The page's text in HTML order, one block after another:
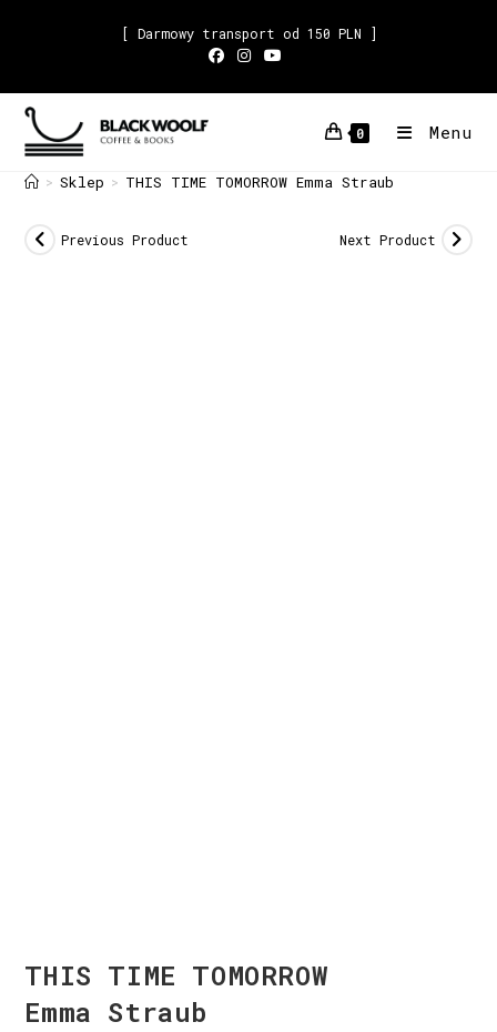
[ Darmowy transport od 150 PLN ]
0 Menu
> Sklep > THIS TIME TOMORROW Emma Straub
Previous Product Next Product
THIS TIME TOMORROW
Emma Straub